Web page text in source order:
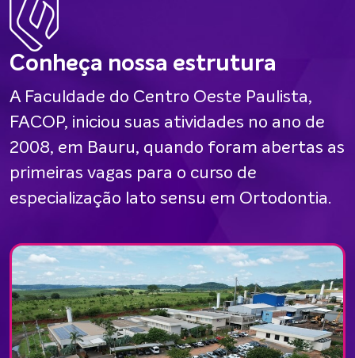
Conheça nossa estrutura
A Faculdade do Centro Oeste Paulista,
FACOP, iniciou suas atividades no ano de
2008, em Bauru, quando foram abertas as
primeiras vagas para o curso de
especialização lato sensu em Ortodontia.